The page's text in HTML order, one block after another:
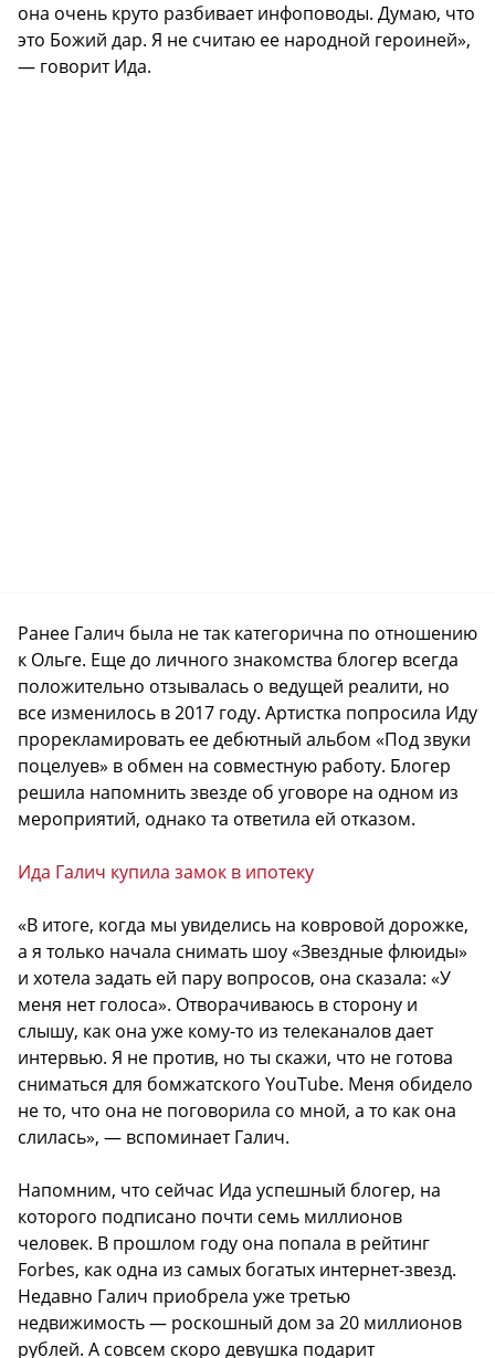
она очень круто разбивает инфоповоды. Думаю, что
это Божий дар. Я не считаю ее народной героиней»,
— говорит Ида.
Ранее Галич была не так категорична по отношению
к Ольге. Еще до личного знакомства блогер всегда
положительно отзывалась о ведущей реалити, но
все изменилось в 2017 году. Артистка попросила Иду
прорекламировать ее дебютный альбом «Под звуки
поцелуев» в обмен на совместную работу. Блогер
решила напомнить звезде об уговоре на одном из
мероприятий, однако та ответила ей отказом.
Ида Галич купила замок в ипотеку
«В итоге, когда мы увиделись на ковровой дорожке,
а я только начала снимать шоу «Звездные флюиды»
и хотела задать ей пару вопросов, она сказала: «У
меня нет голоса». Отворачиваюсь в сторону и
слышу, как она уже кому-то из телеканалов дает
интервью. Я не против, но ты скажи, что не готова
сниматься для бомжатского YouTube. Меня обидело
не то, что она не поговорила со мной, а то как она
слилась», — вспоминает Галич.
Напомним, что сейчас Ида успешный блогер, на
которого подписано почти семь миллионов
человек. В прошлом году она попала в рейтинг
Forbes, как одна из самых богатых интернет-звезд.
Недавно Галич приобрела уже третью
недвижимость — роскошный дом за 20 миллионов
рублей. А совсем скоро девушка подарит